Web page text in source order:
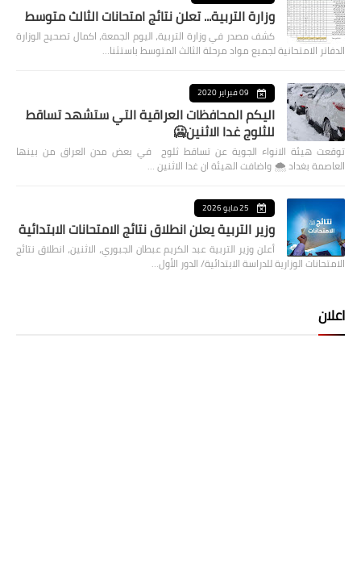
وزارة التربية... تعلن نتائج امتحانات الثالث متوسط
كشف مصدر في وزارة التربية، اليوم الجمعة، اكمال تصحيح الوزارة
الدفاتر الامتحانية لجميع مواد مرحلة الثالث المتوسط باستثنا…
09 فبراير 2020
اليكم المحافظات العراقية التي ستشهد تساقط
للثلوج غدا الاثنين🥶
توقعت هيئة الانواء الجوية عن تساقط ثلوج في بعض مدن العراق من بينها
العاصمة بغداد ⁦🌨️⁩ واضافت الهيئة ان غدا الاثنين …
25 مايو 2026
وزير التربية يعلن انطلاق نتائج الامتحانات الابتدائية
أعلن وزير التربية عبد الكريم عبطان الجبوري، الاثنين، انطلاق نتائج
الامتحانات الوزارية للدراسة الابتدائية/ الدور الأول…
اعلان